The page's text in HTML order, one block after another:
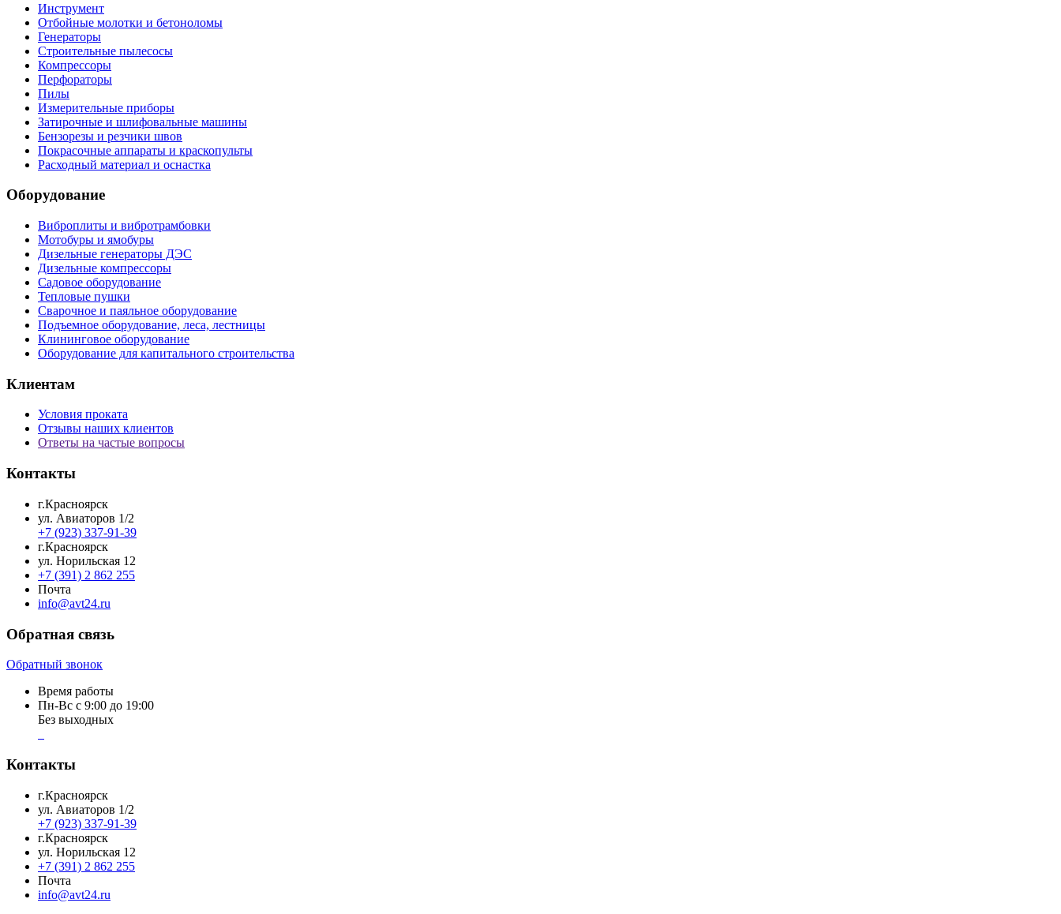
Инструмент
Отбойные молотки и бетоноломы
Генераторы
Строительные пылесосы
Компрессоры
Перфораторы
Пилы
Измерительные приборы
Затирочные и шлифовальные машины
Бензорезы и резчики швов
Покрасочные аппараты и краскопульты
Расходный материал и оснастка
Оборудование
Виброплиты и вибротрамбовки
Мотобуры и ямобуры
Дизельные генераторы ДЭС
Дизельные компрессоры
Садовое оборудование
Тепловые пушки
Сварочное и паяльное оборудование
Подъемное оборудование, леса, лестницы
Клининговое оборудование
Оборудование для капитального строительства
Клиентам
Условия проката
Отзывы наших клиентов
Ответы на частые вопросы
Контакты
г.Красноярск
ул. Авиаторов 1/2
+7 (923) 337-91-39
г.Красноярск
ул. Норильская 12
+7 (391) 2 862 255
Почта
info@avt24.ru
Обратная связь
Обратный звонок
Время работы
Пн-Вс с 9:00 до 19:00
Без выходных
Контакты
г.Красноярск
ул. Авиаторов 1/2
+7 (923) 337-91-39
г.Красноярск
ул. Норильская 12
+7 (391) 2 862 255
Почта
info@avt24.ru